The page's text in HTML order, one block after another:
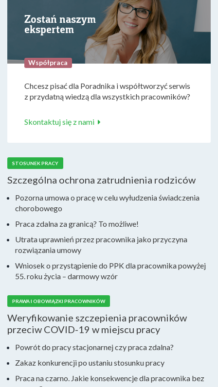
Zostań naszym
ekspertem
Współpraca
Chcesz pisać dla Poradnika i współtworzyć serwis
z przydatną wiedzą dla wszystkich pracowników?
Skontaktuj się z nami
STOSUNEK PRACY
Szczególna ochrona zatrudnienia rodziców
Pozorna umowa o pracę w celu wyłudzenia świadczenia
chorobowego
Praca zdalna za granicą? To możliwe!
Utrata uprawnień przez pracownika jako przyczyna
rozwiązania umowy
Wniosek o przystąpienie do PPK dla pracownika powyżej
55. roku życia – darmowy wzór
PRAWA I OBOWIĄZKI PRACOWNIKÓW
Weryfikowanie szczepienia pracowników
przeciw COVID-19 w miejscu pracy
Powrót do pracy stacjonarnej czy praca zdalna?
Zakaz konkurencji po ustaniu stosunku pracy
Praca na czarno. Jakie konsekwencje dla pracownika bez